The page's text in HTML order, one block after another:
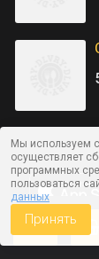
Мы используем
осуществляет
программных
пользоваться
данных
Принять